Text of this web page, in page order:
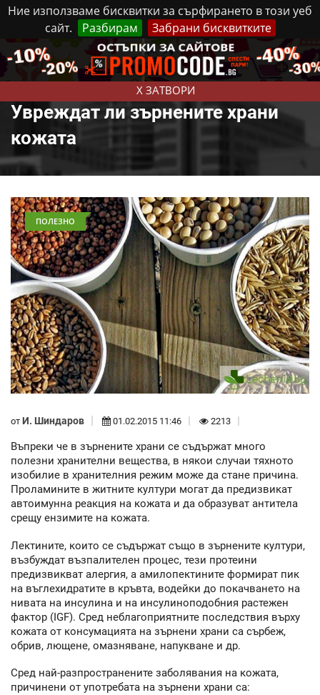
Ние използваме бисквитки за сърфирането в този уеб
сайт.
Разбирам Забрани бисквитките
X ЗАТВОРИ
Петък, 7 Август, 2026 Реклама Контакти
Увреждат ли зърнените храни
кожата
ПОЛЕЗНО
от И. Шиндаров 01.02.2015 11:46 2213
Въпреки че в зърнените храни се съдържат много
полезни хранителни вещества, в някои случаи тяхното
изобилие в хранителния режим може да стане причина.
Проламините в житните култури могат да предизвикат
автоимунна реакция на кожата и да образуват антитела
срещу ензимите на кожата.
Лектините, които се съдържат също в зърнените култури,
възбуждат възпалителен процес, тези протеини
предизвикват алергия, а амилопектините формират пик
на въглехидратите в кръвта, водейки до покачването на
нивата на инсулина и на инсулиноподобния растежен
фактор (IGF). Сред неблагоприятните последствия върху
кожата от консумацията на зърнени храни са сърбеж,
обрив, лющене, омазняване, напукване и др.
Сред най-разпространените заболявания на кожата,
причинени от употребата на зърнени храни са: